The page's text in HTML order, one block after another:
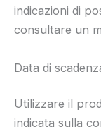
indicazioni di
consultare un
Data di
Utilizzare il
indicata sulla